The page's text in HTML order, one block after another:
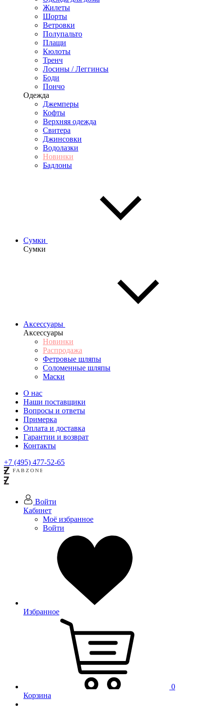
Жилеты
Шорты
Ветровки
Полупальто
Плащи
Кюлоты
Тренч
Лосины / Леггинсы
Боди
Пончо
Одежда
Джемперы
Кофты
Верхняя одежда
Свитера
Джинсовки
Водолазки
Новинки
Бадлоны
Сумки
Сумки
Аксессуары
Аксессуары
Новинки
Распродажа
Фетровые шляпы
Соломенные шляпы
Маски
О нас
Наши поставщики
Вопросы и ответы
Примерка
Оплата и доставка
Гарантии и возврат
Контакты
+7 (495) 477-52-65
Войти
Кабинет
Моё избранное
Войти
Избранное
0
Корзина